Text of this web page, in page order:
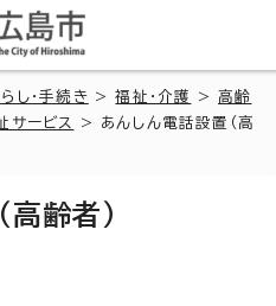
し・手続き >福祉・介護 >高齢
サービス
> あんしん電話設置（高
齢者）